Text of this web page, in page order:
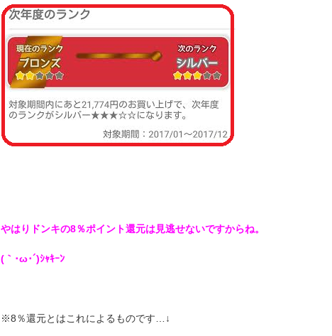
やはりドンキの8％ポイント還元は見逃せないですからね。
(｀･ω･´)ｼｬｷｰﾝ
※8％還元とはこれによるものです…↓